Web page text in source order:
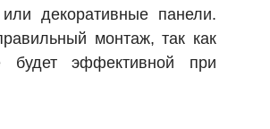
декоративные панели.
монтаж, так как
эффективной при